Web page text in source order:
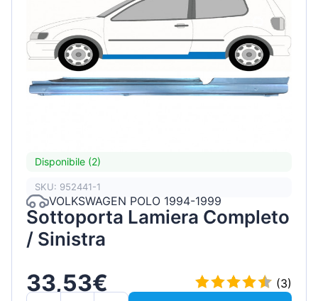
Disponibile (2)
SKU: 952441-1
VOLKSWAGEN POLO 1994-1999
Sottoporta Lamiera Completo
/ Sinistra
33,53€
(3)